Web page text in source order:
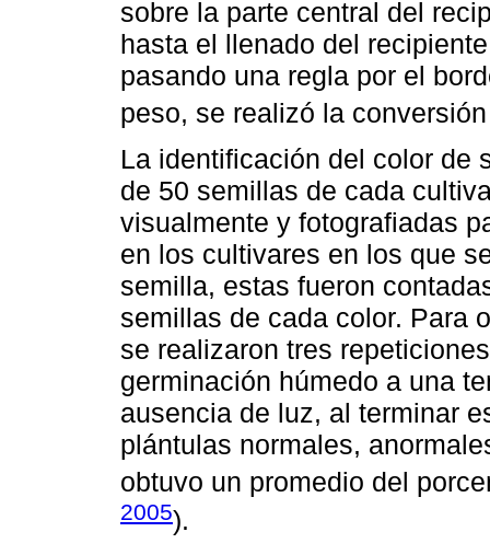
sobre la parte central del
hasta el llenado del
pasando una regla por el
peso, se realizó la
La identificación del color de
de 50 semillas de cada
visualmente y fotografiadas
en los cultivares en los que
semilla, estas fueron
semillas de cada color. Para
se realizaron tres
germinación húmedo a una
ausencia de luz, al terminar
plántulas normales,
obtuvo un promedio del
2005).